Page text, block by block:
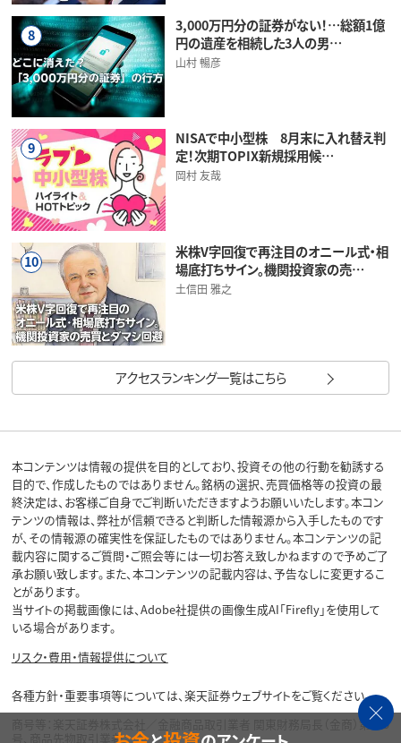
8
3,000万円分の証券がない！…総額1億
円の遺産を相続した3人の男…
山村 暢彦
9
NISAで中小型株 8月末に入れ替え判
定！次期TOPIX新規採用候…
岡村 友哉
10
米株V字回復で再注目のオニール式・相
場底打ちサイン。機関投資家の売…
土信田 雅之
アクセスランキング一覧はこちら
本コンテンツは情報の提供を目的としており、投資その他の行動を勧誘する
目的で、作成したものではありません。銘柄の選択、売買価格等の投資の最
終決定は、お客様ご自身でご判断いただきますようお願いいたします。本コン
テンツの情報は、弊社が信頼できると判断した情報源から入手したものです
が、その情報源の確実性を保証したものではありません。本コンテンツの記
載内容に関するご質問・ご照会等には一切お答え致しかねますので予めご了
承お願い致します。また、本コンテンツの記載内容は、予告なしに変更するこ
とがあります。
当サイトの掲載画像には、Adobe社提供の画像生成AI「Firefly」を使用して
いる場合があります。
リスク・費用・情報提供について
各種方針・重要事項等については、楽天証券ウェブサイトをご覧ください。
商号等：楽天証券株式会社／金融商品取引業者 関東財務局長（金商）第195
号、商品先物取引業者